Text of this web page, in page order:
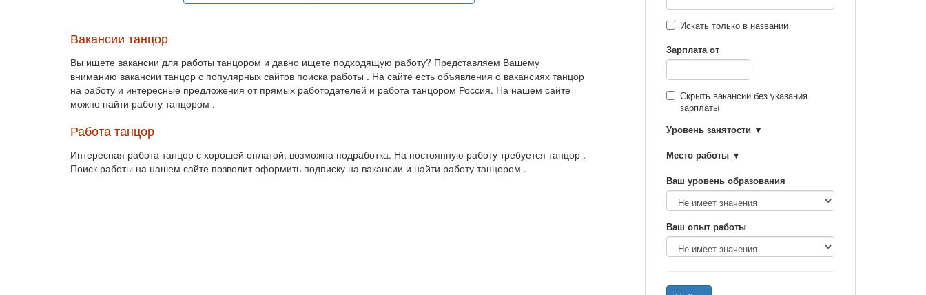
Вакансии танцор
Вы ищете вакансии для работы танцором и давно ищете подходящую работу? Представляем Вашему
вниманию вакансии танцор с популярных сайтов поиска работы . На сайте есть объявления о вакансиях танцор
на работу и интересные предложения от прямых работодателей и работа танцором Россия. На нашем сайте
можно найти работу танцором .
Работа танцор
Интересная работа танцор с хорошей оплатой, возможна подработка. На постоянную работу требуется танцор .
Поиск работы на нашем сайте позволит оформить подписку на вакансии и найти работу танцором .
Искать только в названии
Зарплата от
Скрыть вакансии без указания
зарплаты
Уровень занятости
Место работы
Ваш уровень образования
Ваш опыт работы